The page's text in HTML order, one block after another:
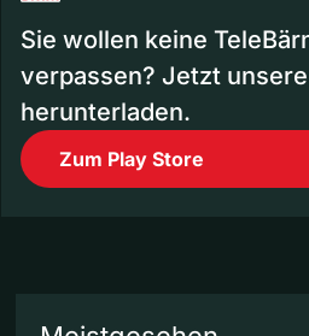
Sie wollen keine
verpassen? Jetzt
herunterladen.
Zum Play Store